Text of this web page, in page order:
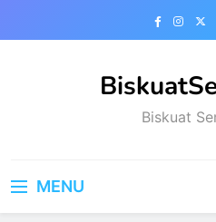
Biskuat
MENU